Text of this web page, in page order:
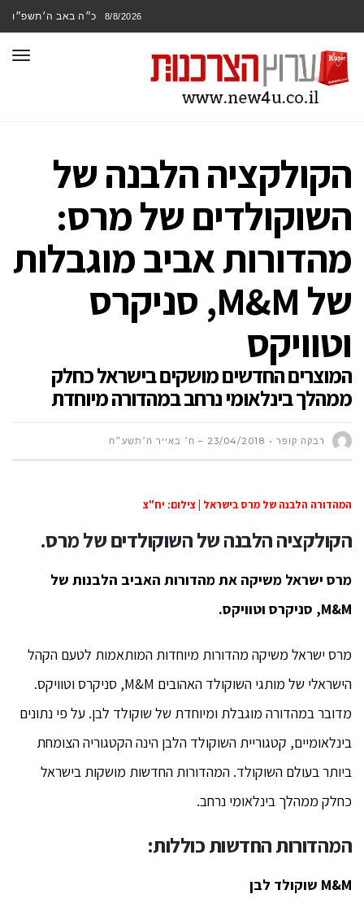
8/8/2026 כ״ה באב ה׳תשפ״ו
הקולקציה הלבנה של
השוקולדים של מרס:
מהדורות אביב מוגבלות
של M&M, סניקרס
וטוויקס
המוצרים החדשים מושקים בישראל כחלק
ממהלך בינלאומי נרחב במהדורה מיוחדת
רבקה קופר 23/04/2018 – ח׳ באייר ה׳תשע״ח
המהדורה הלבנה של מרס בישראל | צילום: יח"צ
הקולקציה הלבנה של השוקולדים של מרס.
מרס ישראל משיקה את מהדורות האביב הלבנות של
M&M , סניקרס וטוויקס.
מרס ישראל משיקה מהדורות מיוחדות המותאמות לטעם הקהל
הישראלי של מותגי השוקולד האהובים M&M, סניקרס וטוויקס.
מדובר במהדורה מוגבלת ומיוחדת של שוקולד לבן. על פי נתונים
בינלאומיים, קטגוריית השוקולד הלבן הינה הקטגוריה הצומחת
ביותר בעולם השוקולד. המהדורות החדשות מושקות בישראל
כחלק ממהלך בינלאומי נרחב.
המהדורות החדשות כוללות:
M&M שוקולד לבן